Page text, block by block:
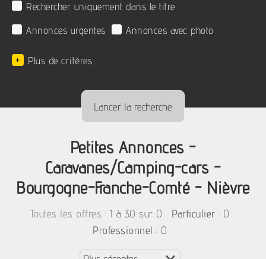
Rechercher uniquement dans le titre
Annonces urgentes
Annonces avec photo
+ Plus de critères
Petites Annonces -
Caravanes/Camping-cars -
Bourgogne-Franche-Comté - Nièvre
Toutes les offres : 1 à 30 sur 0 Particulier : 0
Professionnel : 0